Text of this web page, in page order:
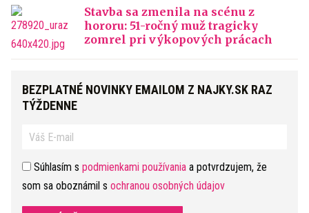
Stavba sa zmenila na scénu z
hororu: 51-ročný muž tragicky
zomrel pri výkopových prácach
BEZPLATNÉ NOVINKY EMAILOM Z NAJKY.SK RAZ
TÝŽDENNE
Súhlasím s podmienkami používania a potvrdzujem, že
som sa oboznámil s ochranou osobných údajov